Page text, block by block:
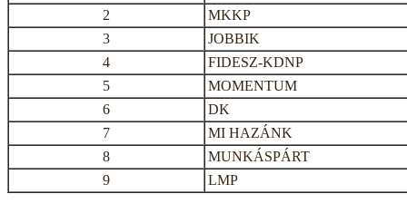
2
MKKP
3
JOBBIK
4
FIDESZ-KDNP
5
MOMENTUM
6
DK
7
MI HAZÁNK
8
MUNKÁSPÁRT
9
LMP